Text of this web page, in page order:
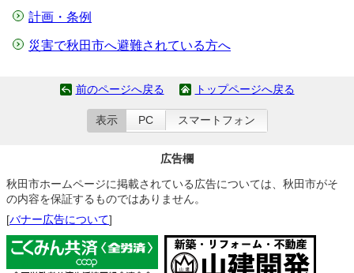
計画・条例
災害で秋田市へ避難されている方へ
前のページへ戻る トップページへ戻る
表示 PC スマートフォン
広告欄
秋田市ホームページに掲載されている広告については、秋田市がそ
の内容を保証するものではありません。
[バナー広告について]